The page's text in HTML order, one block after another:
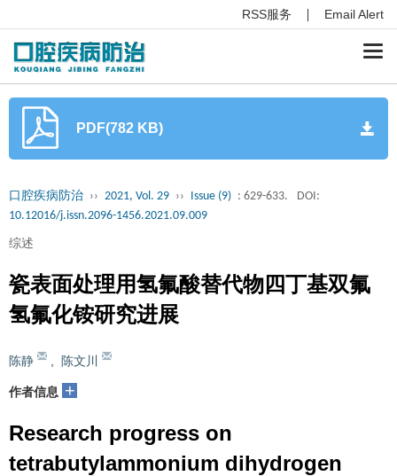
RSS服务 Email Alert
PDF(782 KB)
口腔疾病防治 ›› 2021, Vol. 29 ›› Issue (9) : 629-633.
DOI:
10.12016/j.issn.2096-1456.2021.09.009
综述
瓷表面处理用氢氟酸替代物四丁基双氟
氢氟化铵研究进展
陈静 陈文川
作者信息 +
Research progress on
tetrabutylammonium dihydrogen